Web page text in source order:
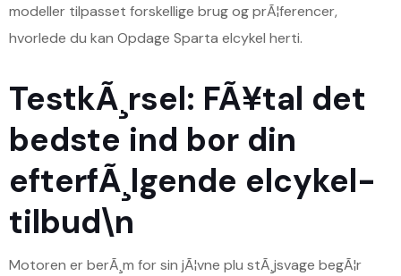
modeller tilpasset forskellige brug og prÃ¦ferencer,
hvorlede du kan Opdage Sparta elcykel herti.
TestkÃ¸rsel: FÃ¥tal det
bedste ind bor din
efterfÃ¸lgende elcykel-
tilbud\n
Motoren er berÃ¸m for sin jÃ¦vne plu stÃ¸jsvage begÃ¦r